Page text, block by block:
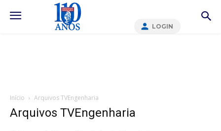
LOGIN
Início Arquivos TVEngenharia
Arquivos TVEngenharia